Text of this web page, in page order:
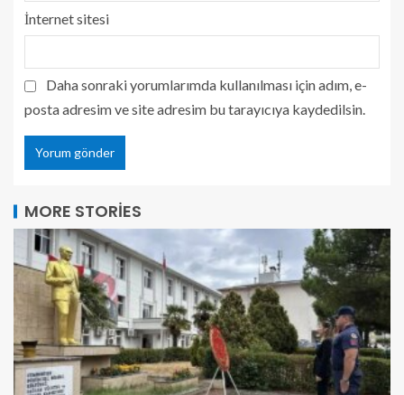
İnternet sitesi
Daha sonraki yorumlarımda kullanılması için adım, e-
posta adresim ve site adresim bu tarayıcıya kaydedilsin.
MORE STORIES